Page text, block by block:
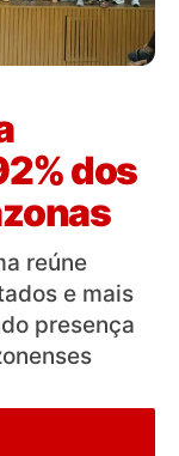
dos
reúne
e mais
presença